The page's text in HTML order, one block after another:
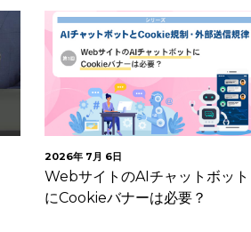
2026年 7月 1日
AIチャットボット導入時に確認し
たいCookie規制・外部送信規律